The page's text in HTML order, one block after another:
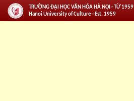
TRƯỜNG ĐẠI HỌC VĂN HÓA HÀ NỘI - TỪ 1959
Hanoi University of Culture - Est. 1959